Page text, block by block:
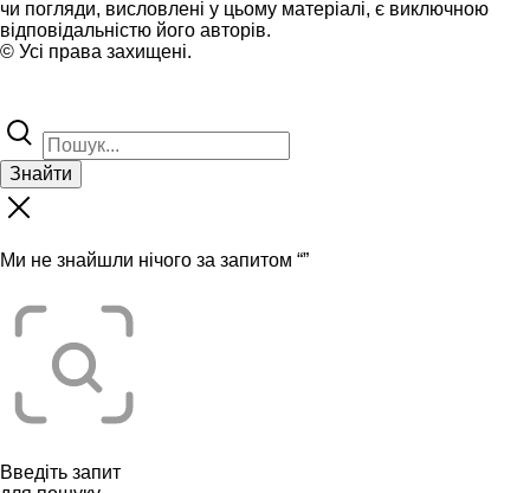
чи погляди, висловлені у цьому матеріалі, є виключною
відповідальністю його авторів.
© Усі права захищені.
Знайти
Ми не знайшли нічого за запитом “”
Введіть запит